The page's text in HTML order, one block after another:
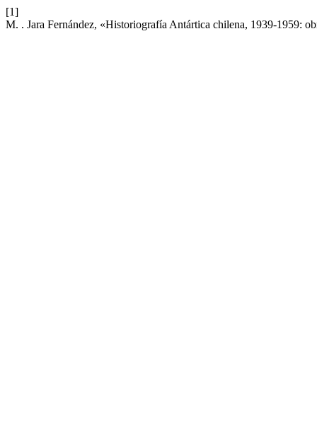
[1]
M. . Jara Fernández, «Historiografía Antártica chilena, 1939-1959: